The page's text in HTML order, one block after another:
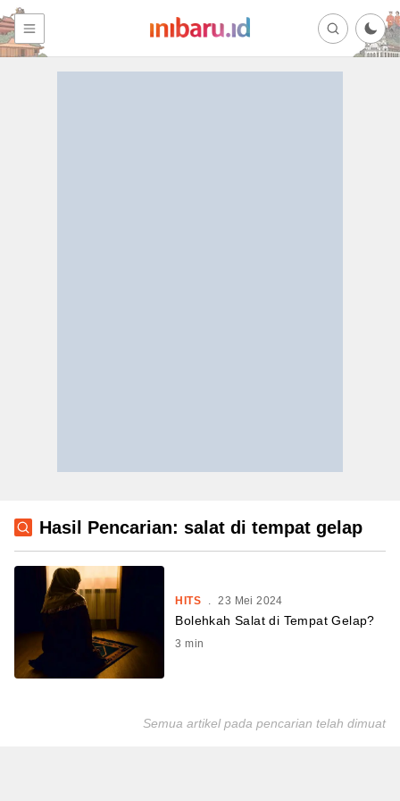
Hasil Pencarian: salat di tempat gelap
HITS . 23 Mei 2024
Bolehkah Salat di Tempat Gelap?
3 min
Semua artikel pada pencarian telah dimuat